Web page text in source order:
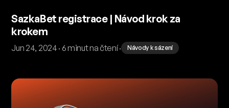
SazkaBet registrace | Návod krok za
krokem
Jun 24, 2024 · 6 minut na čtení · Návody k sázení